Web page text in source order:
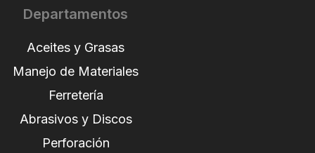
Departamentos
Aceites y Grasas
Manejo de Materiales
Ferretería
Abrasivos y Discos
Perforación